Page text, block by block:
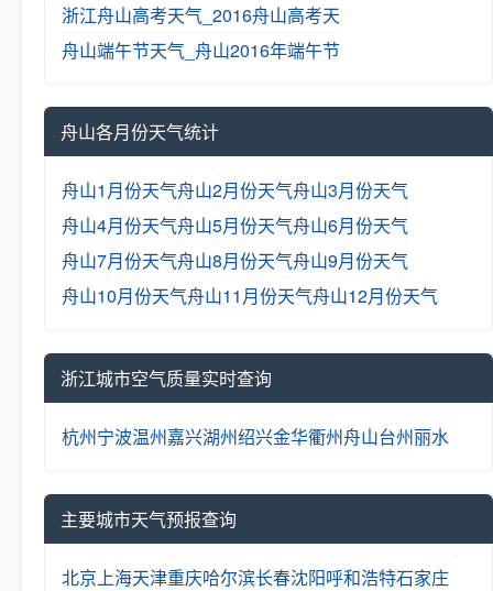
浙江舟山高考天气_2016舟山高考天
舟山端午节天气_舟山2016年端午节
舟山各月份天气统计
舟山1月份天气舟山2月份天气舟山3月份天气
舟山4月份天气舟山5月份天气舟山6月份天气
舟山7月份天气舟山8月份天气舟山9月份天气
舟山10月份天气舟山11月份天气舟山12月份天气
浙江城市空气质量实时查询
杭州宁波温州嘉兴湖州绍兴金华衢州舟山台州丽水
主要城市天气预报查询
北京 上海天津重庆哈尔滨长春沈阳呼和浩特石家庄